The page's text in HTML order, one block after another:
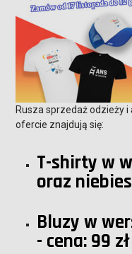
Rusza sprzedaż odzieży
ofercie znajdują się:
T-shirty w
oraz
Bluzy w
- cena: 99 zł